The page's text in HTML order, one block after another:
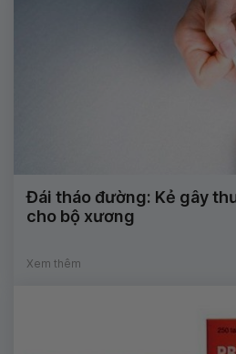
Đái tháo đường: Kẻ gây
cho bộ xương
Xem thêm